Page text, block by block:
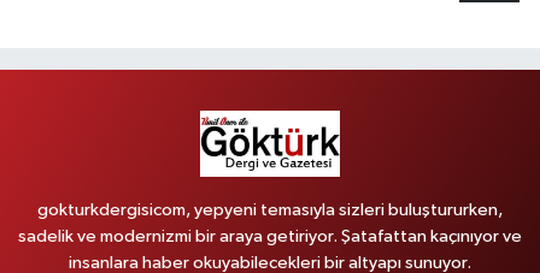
gokturkdergisicom, yepyeni temasıyla sizleri buluştururken,
sadelik ve modernizmi bir araya getiriyor. Şatafattan kaçınıyor ve
insanlara haber okuyabilecekleri bir altyapı sunuyor.